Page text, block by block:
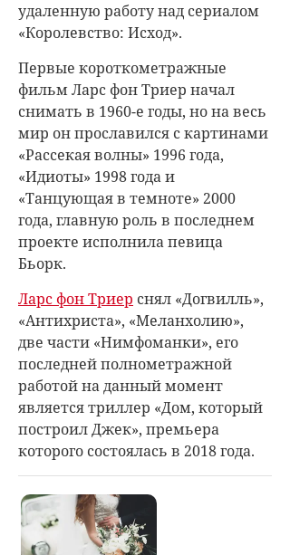
удаленную работу над сериалом
«Королевство: Исход».
Первые короткометражные
фильм Ларс фон Триер начал
снимать в 1960-е годы, но на весь
мир он прославился с картинами
«Рассекая волны» 1996 года,
«Идиоты» 1998 года и
«Танцующая в темноте» 2000
года, главную роль в последнем
проекте исполнила певица
Бьорк.
Ларс фон Триер снял «Догвилль»,
«Антихриста», «Меланхолию»,
две части «Нимфоманки», его
последней полнометражной
работой на данный момент
является триллер «Дом, который
построил Джек», премьера
которого состоялась в 2018 года.